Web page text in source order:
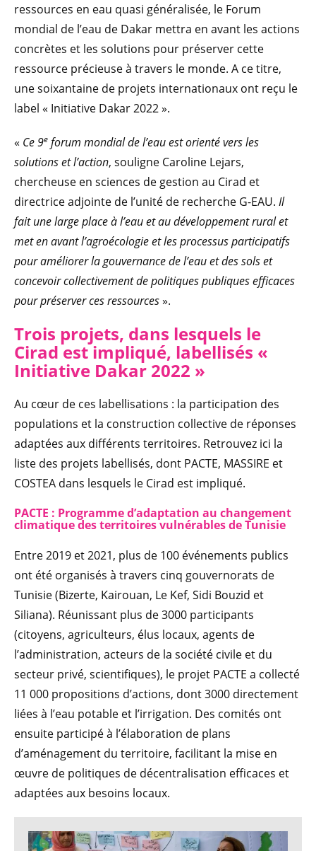
ressources en eau quasi généralisée, le Forum
mondial de l’eau de Dakar mettra en avant les actions
concrètes et les solutions pour préserver cette
ressource précieuse à travers le monde. A ce titre,
une soixantaine de projets internationaux ont reçu le
label « Initiative Dakar 2022 ».
« Ce 9e forum mondial de l’eau est orienté vers les
solutions et l’action, souligne Caroline Lejars,
chercheuse en sciences de gestion au Cirad et
directrice adjointe de l’unité de recherche G-EAU. Il
fait une large place à l’eau et au développement rural et
met en avant l’agroécologie et les processus participatifs
pour améliorer la gouvernance de l’eau et des sols et
concevoir collectivement de politiques publiques efficaces
pour préserver ces ressources».
Trois projets, dans lesquels le
Cirad est impliqué, labellisés «
Initiative Dakar 2022 »
Au cœur de ces labellisations : la participation des
populations et la construction collective de réponses
adaptées aux différents territoires. Retrouvez ici la
liste des projets labellisés, dont PACTE, MASSIRE et
COSTEA dans lesquels le Cirad est impliqué.
PACTE : Programme d’adaptation au changement
climatique des territoires vulnérables de Tunisie
Entre 2019 et 2021, plus de 100 événements publics
ont été organisés à travers cinq gouvernorats de
Tunisie (Bizerte, Kairouan, Le Kef, Sidi Bouzid et
Siliana). Réunissant plus de 3000 participants
(citoyens, agriculteurs, élus locaux, agents de
l’administration, acteurs de la société civile et du
secteur privé, scientifiques), le projet PACTE a collecté
11 000 propositions d’actions, dont 3000 directement
liées à l’eau potable et l’irrigation. Des comités ont
ensuite participé à l’élaboration de plans
d’aménagement du territoire, facilitant la mise en
œuvre de politiques de décentralisation efficaces et
adaptées aux besoins locaux.